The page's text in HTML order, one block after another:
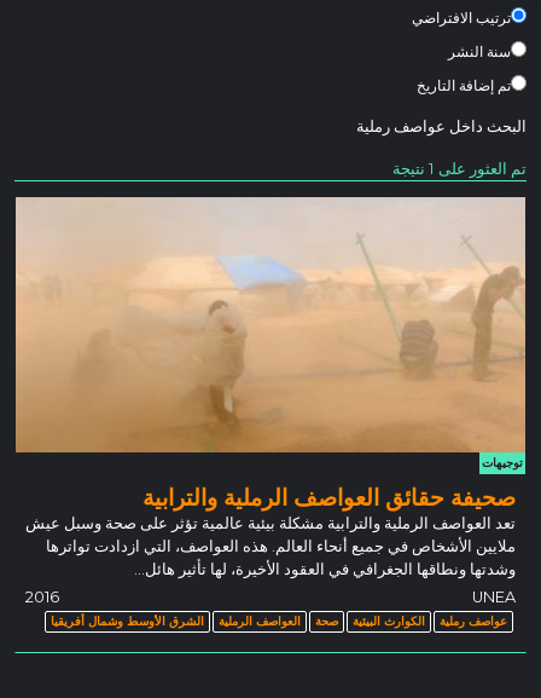
ترتيب الافتراضي
سنة النشر
تم إضافة التاريخ
البحث داخلعواصف رملية
تم العثور على 1 نتيجة
توجيهات
صحيفة حقائق العواصف الرملية والترابية
تعد العواصف الرملية والترابية مشكلة بيئية عالمية تؤثر على صحة وسبل عيش
ملايين الأشخاص في جميع أنحاء العالم. هذه العواصف، التي ازدادت تواترها
وشدتها ونطاقها الجغرافي في العقود الأخيرة، لها تأثير هائل…
UNEA
2016
عواصف رملية الكوارث البيئية صحة العواصف الرملية الشرق الأوسط وشمال أفريقيا